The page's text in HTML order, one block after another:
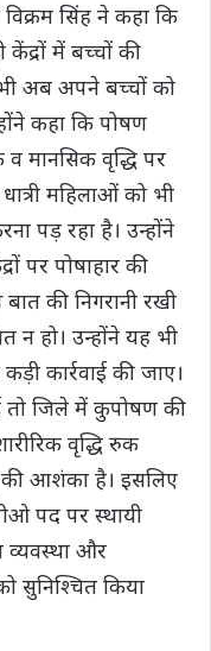
विक्रम सिंह ने कहा कि
में बच्चों की
अब अपने बच्चों को
कहा कि पोषण
व मानसिक वृद्धि पर
महिलाओं को भी
पड़ रहा है। उन्होंने
पर पोषाहार की
की निगरानी रखी
न हो। उन्होंने यह भी
कार्रवाई की जाए।
तो जिले में कुपोषण की
वृद्धि रुक
आशंका है। इसलिए
पद पर स्थायी
व्यवस्था और
सुनिश्चित किया